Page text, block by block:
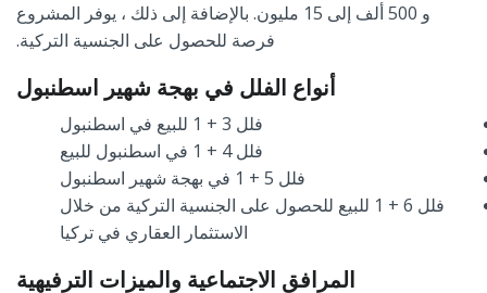
و 500ألف إلى 15 مليون. بالإضافة إلى ذلك ، يوفر المشروع
فرصة للحصول على الجنسية التركية.
أنواع الفلل في بهجة شهير اسطنبول
فلل 3 + 1
للبيع في اسطنبول
فلل 4 + 1
في اسطنبول للبيع
فلل 5 + 1
في بهجة شهير اسطنبول
فلل 6 + 1
للبيع للحصول على الجنسية التركية من خلال
الاستثمار العقاري في تركيا
المرافق الاجتماعية والميزات الترفيهية